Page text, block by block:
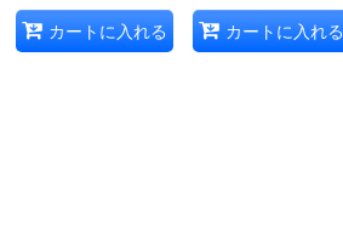
カートに入れる カートに入れる